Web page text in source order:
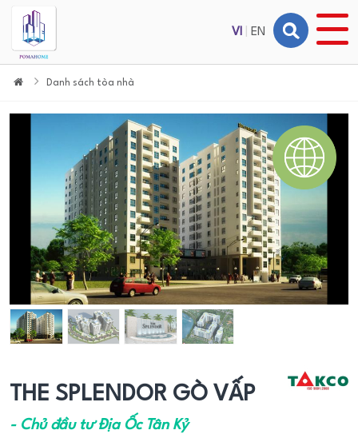
VI| EN
Danh sách tòa nhà
THE SPLENDOR GÒ VẤP
- Chủ đầu tư Địa Ốc Tân Kỷ